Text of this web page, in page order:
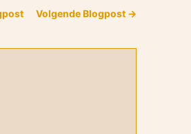
Volgende Blogpost →